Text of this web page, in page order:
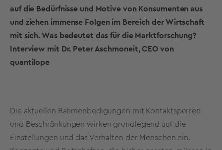
auf die Bedürfnisse und Motive von Konsumenten aus
und ziehen immense Folgen im Bereich der Wirtschaft
mit sich. Was bedeutet das für die Marktforschung?
Interview mit Dr. Peter Aschmoneit, CEO von
quantilope
Die aktuellen Rahmenbedigungen mit Kontaktsperren
und Beschränkungen wirken grundlegend auf die
Einstellungen und das Verhalten der Menschen ein.